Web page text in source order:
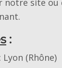
:
: Lyon (Rhône)